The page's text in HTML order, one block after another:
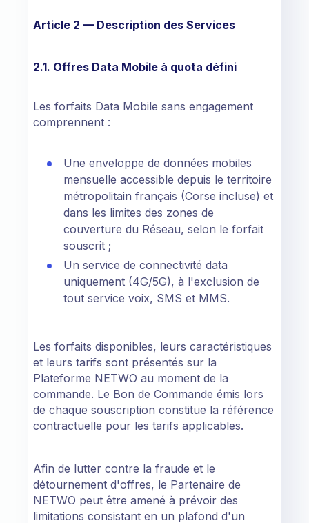
Article 2 — Description des Services
2.1. Offres Data Mobile à quota défini
Les forfaits Data Mobile sans engagement
comprennent :
Une enveloppe de données mobiles
mensuelle accessible depuis le territoire
métropolitain français (Corse incluse) et
dans les limites des zones de
couverture du Réseau, selon le forfait
souscrit ;
Un service de connectivité data
uniquement (4G/5G), à l'exclusion de
tout service voix, SMS et MMS.
Les forfaits disponibles, leurs caractéristiques
et leurs tarifs sont présentés sur la
Plateforme NETWO au moment de la
commande. Le Bon de Commande émis lors
de chaque souscription constitue la référence
contractuelle pour les tarifs applicables.
Afin de lutter contre la fraude et le
détournement d'offres, le Partenaire de
NETWO peut être amené à prévoir des
limitations consistant en un plafond d'un